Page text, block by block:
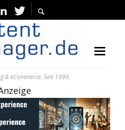
& eCommerce. Seit 1999.